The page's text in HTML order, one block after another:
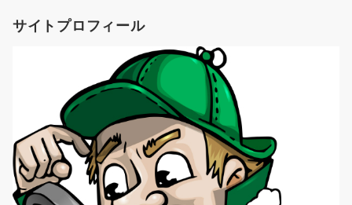
リ
ー
サイトプロフィール